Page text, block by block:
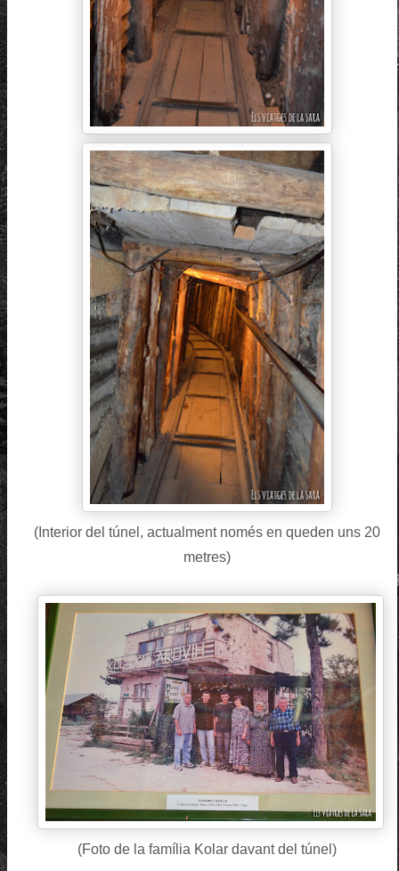
(Interior del túnel, actualment només en queden uns 20
metres)
(Foto de la família Kolar davant del túnel)